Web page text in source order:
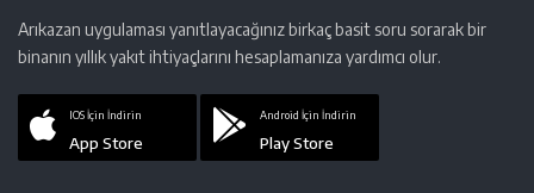
Arıkazan uygulaması yanıtlayacağınız birkaç basit soru sorarak bir
binanın yıllık yakıt ihtiyaçlarını hesaplamanıza yardımcı olur.
IOS İçin İndirin
App Store
Android İçin İndirin
Play Store